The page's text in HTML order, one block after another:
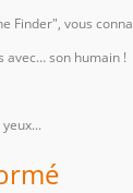
Finder", vous
avec… son humain !